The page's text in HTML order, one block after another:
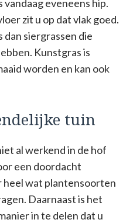
eveneens hip.
zit u op dat vlak goed.
siergrassen die
Kunstgras is
worden en kan ook
tuin
al werkend in de hof
een doordacht
heel wat plantensoorten
Daarnaast is het
in te delen dat u